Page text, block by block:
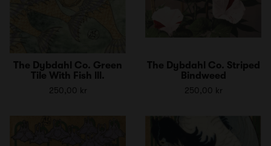
The Dybdahl Co. Green
Tile With Fish lll.
250,00 kr
The Dybdahl Co. Striped
Bindweed
250,00 kr